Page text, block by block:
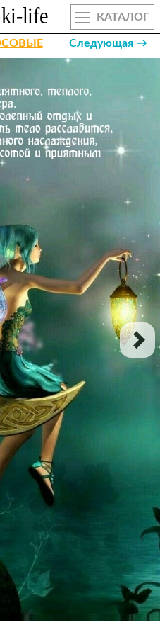
КАТАЛОГ
Следующая →